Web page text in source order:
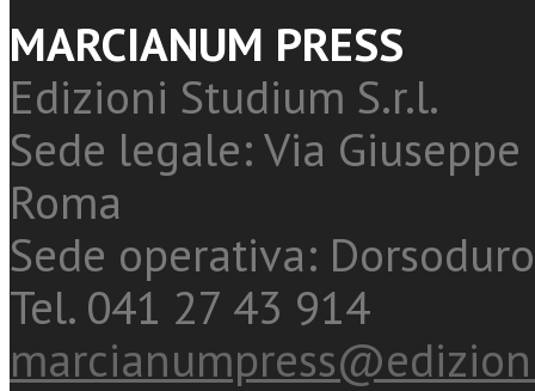
MARCIANUM PRESS
Edizioni Studium S.r.l.
Sede legale: Via
Roma
Sede operativa:
Tel. 041 27 43 914